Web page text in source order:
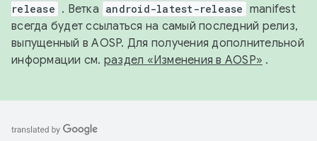
release . Ветка android-latest-release manifest
всегда будет ссылаться на самый последний релиз,
выпущенный в AOSP. Для получения дополнительной
информации см. раздел «Изменения в AOSP» .